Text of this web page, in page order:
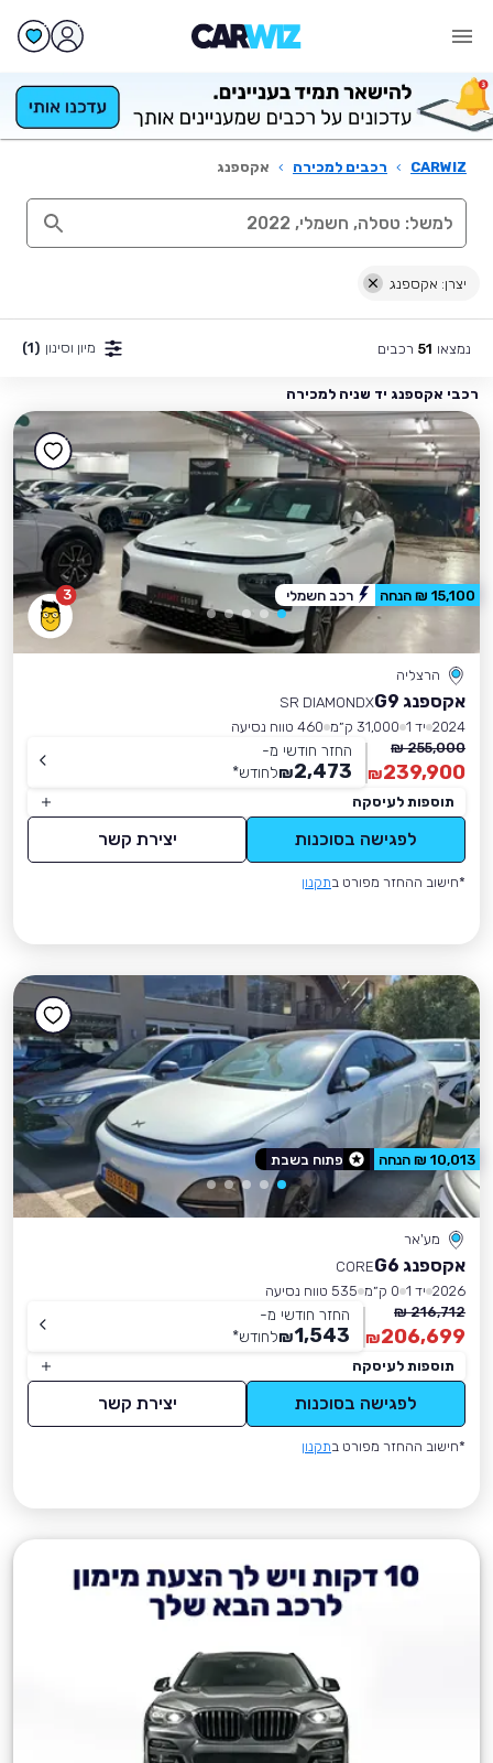
CARWIZ
› רכבים למכירה › אקספנג
יצרן: אקספנג
נמצאו 51 רכבים מיון וסינון (1)
רכבי אקספנג יד שניה למכירה
3
הרצליה
אקספנג G9
SR DIAMONDX
2024 יד 1 31,000 ק״מ
460 טווח נסיעה
255,000 ₪
239,900
₪
החזר חודשי מ-
2,473
₪לחודש*
תוספות לעיסקה
לפגישה בסוכנות יצירת קשר
*חישוב ההחזר מפורט בתקנון
15,100 ₪ הנחה רכב חשמלי
מע'אר
אקספנג G6
CORE
2026 יד 1 0 ק״מ
535 טווח נסיעה
216,712 ₪
206,699
₪
החזר חודשי מ-
1,543
₪לחודש*
תוספות לעיסקה
לפגישה בסוכנות יצירת קשר
*חישוב ההחזר מפורט בתקנון
10,013 ₪ הנחה פתוח בשבת